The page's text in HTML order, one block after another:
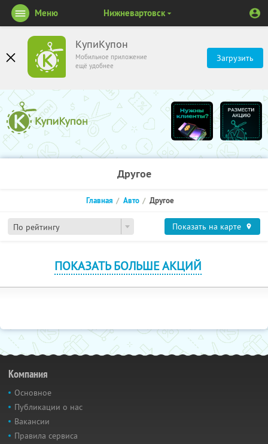
КупиКупон
Мобильное приложение
ещё удобнее
Загрузить
Меню Нижневартовск
Другое
По рейтингу
Главная Авто Другое
Показать на карте
ПОКАЗАТЬ БОЛЬШЕ АКЦИЙ
Компания
Основное
Публикации о нас
Вакансии
Правила сервиса